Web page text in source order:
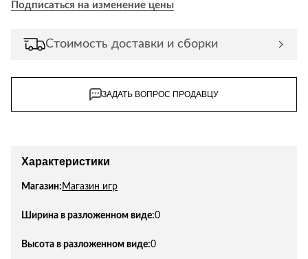
сна
Кровати
Товары для сна
Кухонные
Плитка
Спецобувь
Подписаться на изменение цены
Стоимость доставки и сборки
ЗАДАТЬ ВОПРОС ПРОДАВЦУ
Характеристики
Магазин: Магазин игр
Ширина в разложенном виде:0
Высота в разложенном виде:0